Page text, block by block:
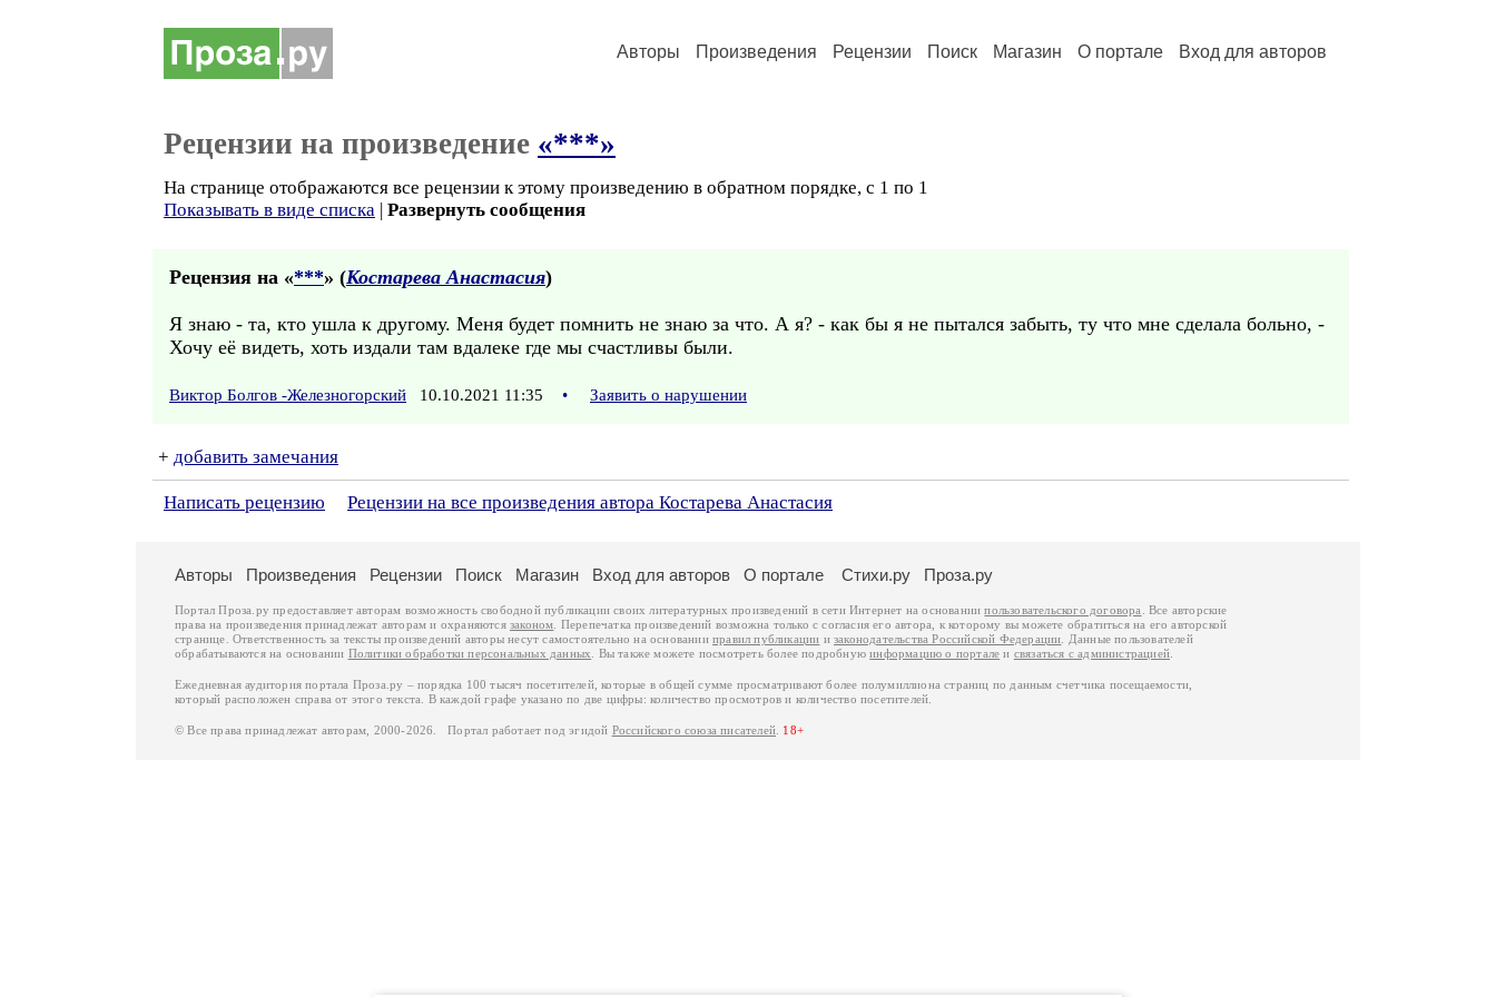
Авторы Произведения Рецензии Поиск Магазин О портале Вход для авторов
Рецензии на произведение «***»
На странице отображаются все рецензии к этому произведению в обратном порядке, с 1 по 1
Показывать в виде списка | Развернуть сообщения
Рецензия на «***» (Костарева Анастасия)
Я знаю - та, кто ушла к другому. Меня будет помнить не знаю за что. А я? - как бы я не пытался забыть, ту что мне сделала больно, -
Хочу её видеть, хоть издали там вдалеке где мы счастливы были.
Виктор Болгов -Железногорский 10.10.2021 11:35 • Заявить о нарушении
+ добавить замечания
Написать рецензию Рецензии на все произведения автора Костарева Анастасия
Авторы Произведения Рецензии Поиск Магазин Вход для авторов О портале Стихи.ру Проза.ру
Портал Проза.ру предоставляет авторам возможность свободной публикации своих литературных произведений в сети Интернет на основаниипользовательского договора
. Все авторские
права на произведения принадлежат авторам и охраняются законом . Перепечатка произведений возможна только с согласия его автора, к которому вы можете обратиться на его авторской
странице. Ответственность за тексты произведений авторы несут самостоятельно на основанииправил публикации изаконодательства Российской Федерации . Данные пользователей
обрабатываются на основании Политики обработки персональных данных . Вы также можете посмотреть более подробнуюинформацию о портале и связаться с администрацией
Ежедневная аудитория портала Проза.ру – порядка 100 тысяч посетителей, которые в общей сумме просматривают более полумиллиона страниц по данным счетчика посещаемости,
который расположен справа от этого текста. В каждой графе указано по две цифры: количество просмотров и количество посетителей.
© Все права принадлежат авторам, 2000-2026. Портал работает под эгидой Российского союза писателей 18+